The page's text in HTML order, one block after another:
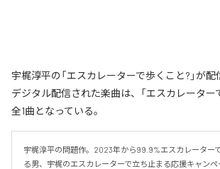
宇梶淳平の「エスカレーターで歩くこと?」が
デジタル配信された楽曲は、「エスカレーター
全1曲となっている。
宇梶淳平の問題作。2023年から99.9%エスカレーター
る男、宇梶のエスカレーターで立ち止まる応援キャン